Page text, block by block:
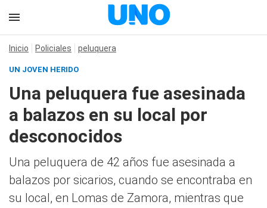
Inicio Policiales peluquera
UN JOVEN HERIDO
Una peluquera fue asesinada
a balazos en su local por
desconocidos
Una peluquera de 42 años fue asesinada a
balazos por sicarios, cuando se encontraba en
su local, en Lomas de Zamora, mientras que